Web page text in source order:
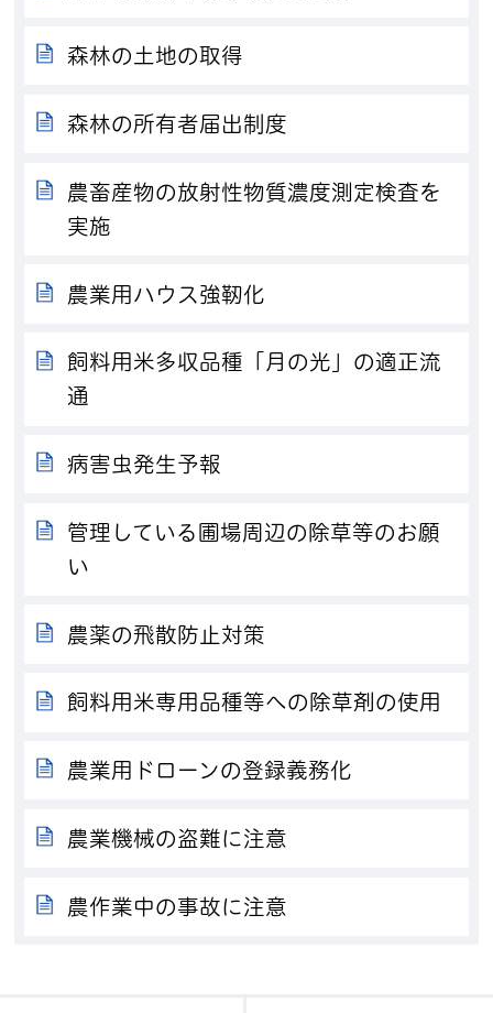
森林の土地の取得
森林の所有者届出制度
農畜産物の放射性物質濃度測定検査を
実施
農業用ハウス強靭化
飼料用米多収品種「月の光」の適正流
通
病害虫発生予報
管理している圃場周辺の除草等のお願
い
農薬の飛散防止対策
飼料用米専用品種等への除草剤の使用
農業用ドローンの登録義務化
農業機械の盗難に注意
農作業中の事故に注意